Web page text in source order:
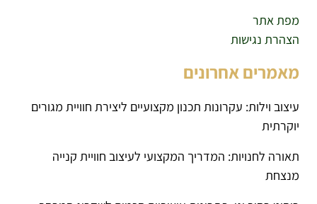
מפת אתר
הצהרת נגישות
מאמרים אחרונים
עיצוב וילות: עקרונות תכנון מקצועיים ליצירת חוויית מגורים
יוקרתית
תאורה לחנויות: המדריך המקצועי לעיצוב חוויית קנייה
מנצחת